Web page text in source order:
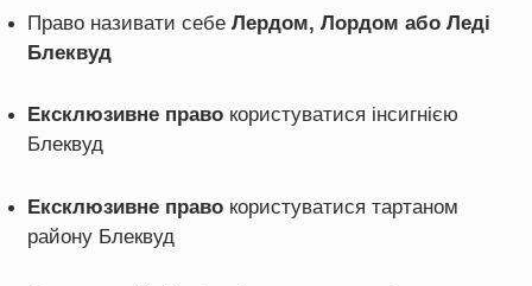
Право називати себе Лердом, Лордом або Леді
Блеквуд
Ексклюзивне правокористуватися інсигнією
Блеквуд
Ексклюзивне правокористуватися тартаном
району Блеквуд